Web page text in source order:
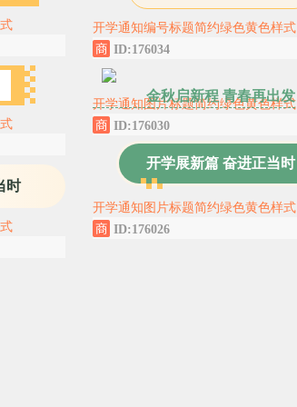
时
开学通知编号标题简约绿色黄色样式
ID:176034
金秋启新程 青春再出发
开学通知图片标题简约绿色黄色样式
ID:176030
开学展新篇 奋进正当时
开学通知图片标题简约绿色黄色样式
ID:176026